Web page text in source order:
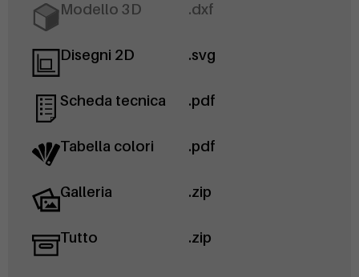
Modello 3D .dxf
Disegni 2D .svg
Scheda tecnica .pdf
Tabella colori .pdf
Galleria .zip
Tutto .zip